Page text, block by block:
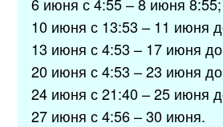
10 июня с 13:53 – 11 июня
13 июня с 4:53 – 17 июня
20 июня с 4:53 – 23 июня
24 июня с 21:40 – 25 июня
27 июня с 4:56 – 30 июня.